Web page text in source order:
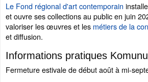
Le Fond régional d'art contemporain
et ouvre ses collections au public en juin
valoriser les œuvres et les métiers de la
et diffusion.
Informations pratiques
Fermeture estivale de début août à mi-